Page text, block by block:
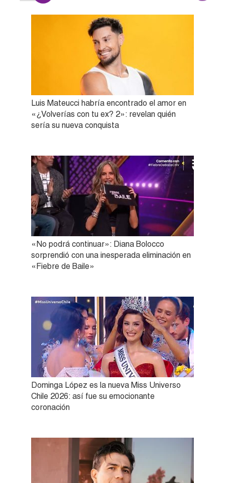
Luis Mateucci habría encontrado el amor en
«¿Volverías con tu ex? 2»: revelan quién
sería su nueva conquista
«No podrá continuar»: Diana Bolocco
sorprendió con una inesperada eliminación en
«Fiebre de Baile»
Dominga López es la nueva Miss Universo
Chile 2026: así fue su emocionante
coronación